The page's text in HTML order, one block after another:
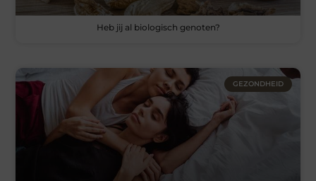
Heb jij al biologisch genoten?
GEZONDHEID